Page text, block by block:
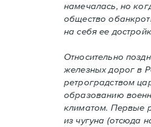
намечалась, но
общество
на себя ее
Относительно
железных дорог в
ретроградством
образованию
климатом. Первые
из чугуна (отсюда